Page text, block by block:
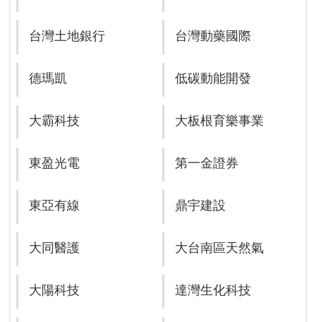
台灣土地銀行 台灣動藥國際
德瑪凱 低碳動能開發
大霸科技 大板根育樂事業
東盈光電 第一金證券
東亞有線 鼎宇建設
大同醫護 大台南區天然氣
大陽科技 達灣生化科技